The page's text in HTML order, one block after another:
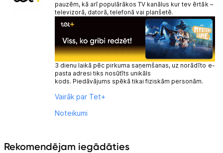
pauzēm, kā arī populārākos TV kanālus kur tev ērtāk –
televizorā, datorā, telefonā vai planšetē.
3 dienu laikā pēc pirkuma saņemšanas, uz norādīto e-
pasta adresi tiks nosūtīts unikāls
kods. Piedāvājums spēkā tikai fiziskām personām.
Vairāk par Tet+
Noteikumi
Rekomendējam iegādāties